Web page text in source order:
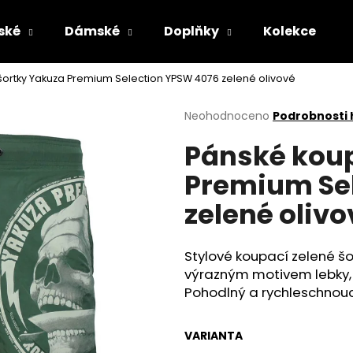
Dámské Doplňky Kolekce
Yakuza Premium Selection YPSW 4076 zelené olivové
Průměrné
produktu
je
0,0
5
hvězdiček.
Neohodnoceno Podrobnosti
Pánské
Premium
zelené
Stylové koupací zelené
výrazným motivem
Pohodlný a
VARIANTA
Co potřebujete najít?
HLEDAT
Doporučujeme
MASKÁČOVÁ TRUCKER KŠILTOVKA PÁNSKÉ